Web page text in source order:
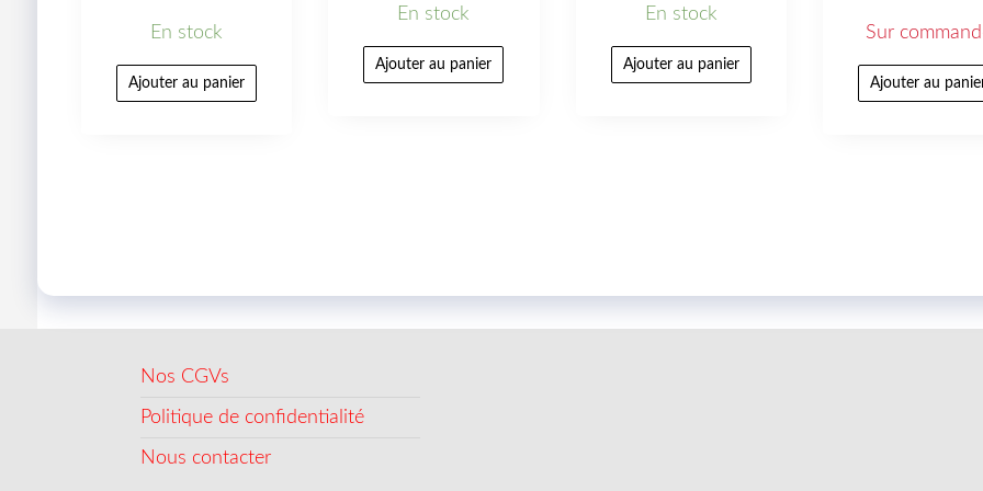
En stock
Ajouter au panier
En stock
Ajouter au panier
En stock
Ajouter au panier
Sur
Ajouter au
Nos CGVs
Politique de confidentialité
Nous contacter